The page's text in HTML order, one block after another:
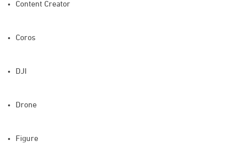
Content Creator
Coros
DJI
Drone
Figure